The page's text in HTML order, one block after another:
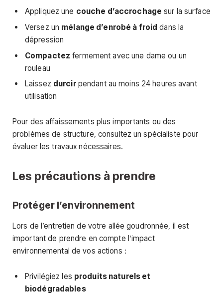
Appliquez une couche d’accrochage sur la surface
Versez un mélange d’enrobé à froid dans la
dépression
Compactez fermement avec une dame ou un
rouleau
Laissez durcirpendant au moins 24 heures avant
utilisation
Pour des affaissements plus importants ou des
problèmes de structure, consultez un spécialiste pour
évaluer les travaux nécessaires.
Les précautions à prendre
Protéger l’environnement
Lors de l’entretien de votre allée goudronnée, il est
important de prendre en compte l’impact
environnemental de vos actions :
Privilégiez les produits naturels et
biodégradables